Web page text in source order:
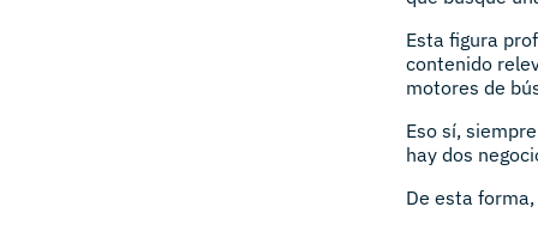
Esta figura
contenido
motores de
Eso sí,
hay dos
De esta